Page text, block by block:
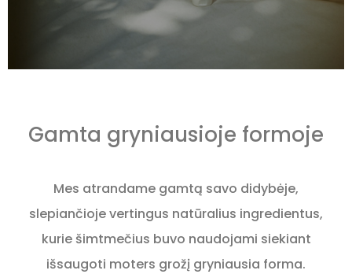
Gamta gryniausioje formoje
Mes atrandame gamtą savo didybėje,
slepiančioje vertingus natūralius ingredientus,
kurie šimtmečius buvo naudojami siekiant
išsaugoti moters grožį gryniausia forma.